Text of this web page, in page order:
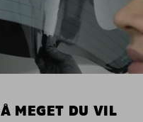
MEGET DU VIL